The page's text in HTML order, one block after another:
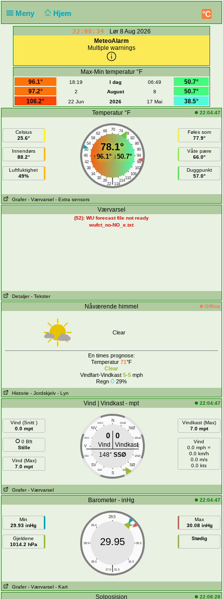
Meny Hjem °C
22:08:34
Lør 8 Aug 2026
MeteoAlarm
Multiple warnings
Max-Min temperatur °F
96.1°
18:19 I dag 06:49
50.7°
97.2°
2 August 8
50.7°
106.2°
22 Jun 2026 17 Mai
38.5°
Temperatur °F
22:04:47
Celsius
25.6°
Innendørs
88.2°
Luftfuktighet
49%
70
66 74
62
78
58
82
54
86
50
90
46
94
42
98
38
102
34
106
30
110
26 114
|
22 118
78.1°
↑96.1°↓50.7°
Føles som
77.9°
Våte pære
66.0°
Duggpunkt
57.0°
Grafer - Værvarsel - Extra sensors
Værvarsel
(52): WU forecast file not ready
wufct_no-NO_e.txt
Detaljer - Tekster
Nåværende himmel Offline
Clear
En times prognose:
Temperatur 71°F
Clear
Vindfart-Vindkast 5-5mph
Regn
29%
Historie - Jordskjelv - Lyn
Vind | Vindkast - mpt 22:04:47
Vind (Snitt )
0.0 mpt
0 Bft
Stille
Vind (Max)
7.0 mpt
N
NNV NNØ
NV NØ
VNV ØNØ
V E
VSV ØSØ
SV SØ
SSV SSØ
S
0 0
Vind
Vindkast
148° SSØ
Vindkast (Max)
7.0 mpt
Vind
0.0 mph =
0.0 km/h
0.0 m/s
0.0 kts
Grafer - Værvarsel
Barometer - inHg 22:04:47
Min
29.93 inHg
Gjeldene
1014.2 hPa
29.5
29.0 30.0
28.5 30.5
28.0 31.0
|
27.5 31.5
29.95
Max
30.08 inHg
Stødig
Grafer - Værvarsel - Kart
Solposisjon 22:08:28